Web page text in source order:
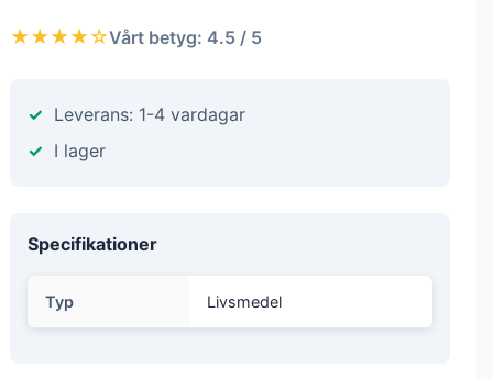
★★★★☆Vårt betyg: 4.5 / 5
Leverans: 1-4 vardagar
I lager
Specifikationer
Typ Livsmedel